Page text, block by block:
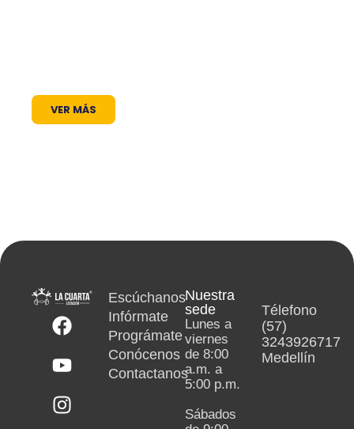
VER MÁS
Escúchanos
Infórmate
Prográmate
Conócenos
Contactanos
Nuestra
sede
Lunes a
viernes
de 8:00
a.m. a
5:00 p.m.
Sábados
Télefono
(57)
3243926717
Medellín